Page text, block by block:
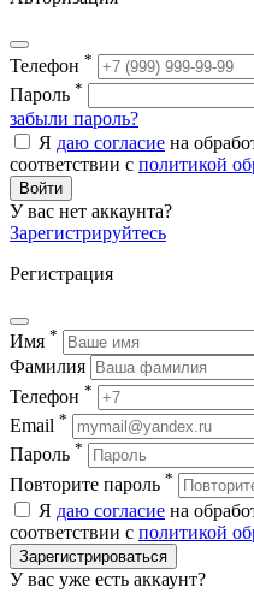
Телефон *
Пароль *
забыли пароль?
Я даю согласие на
соответствии с политикой
Войти
У вас нет аккаунта?
Зарегистрируйтесь
Регистрация
Имя *
Фамилия
Телефон *
Email *
Пароль *
Повторите пароль *
Я даю согласие на
соответствии с политикой
Зарегистрироваться
У вас уже есть аккаунт?